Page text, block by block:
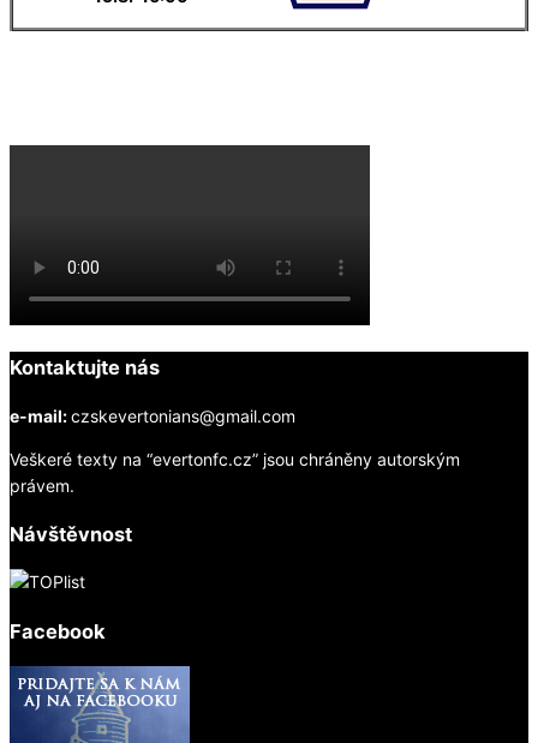
Kontaktujte nás
e-mail:czskevertonians@gmail.com
Veškeré texty na “evertonfc.cz” jsou chráněny autorským
právem.
Návštěvnost
Facebook